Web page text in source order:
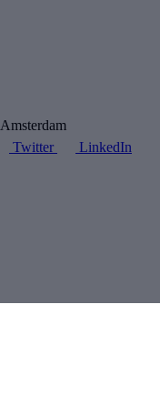
Amsterdam
Twitter LinkedIn